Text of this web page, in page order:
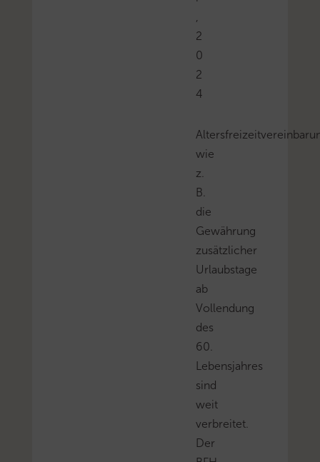
2
0
2
4
wie
z.
B.
die
Gewährung
zusätzlicher
Urlaubstage
ab
Vollendung
des
60.
Lebensjahres
sind
weit
verbreitet.
Der